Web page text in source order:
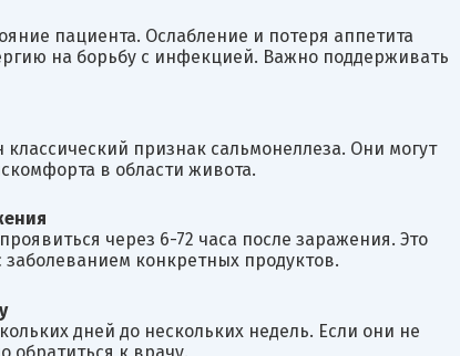
пациента. Ослабление и потеря аппетита
на борьбу с инфекцией. Важно поддерживать
признак сальмонеллеза. Они могут
в области живота.
через 6-72 часа после заражения. Это
конкретных продуктов.
дней до нескольких недель. Если они не